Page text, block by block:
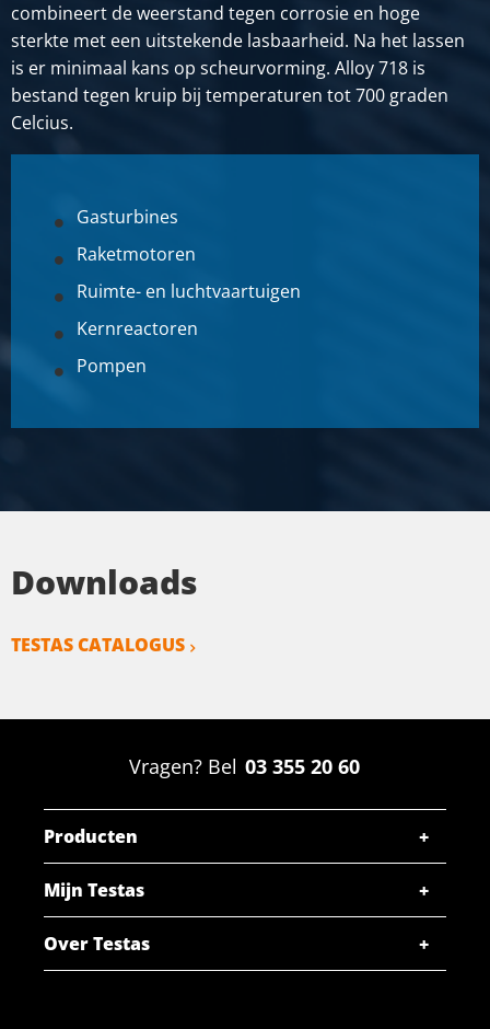
combineert de weerstand tegen corrosie en hoge
sterkte met een uitstekende lasbaarheid. Na het lassen
is er minimaal kans op scheurvorming. Alloy 718 is
bestand tegen kruip bij temperaturen tot 700 graden
Celcius.
Gasturbines
Raketmotoren
Ruimte- en luchtvaartuigen
Kernreactoren
Pompen
Downloads
TESTAS CATALOGUS
Vragen? Bel 03 355 20 60
Producten
Mijn Testas
Over Testas